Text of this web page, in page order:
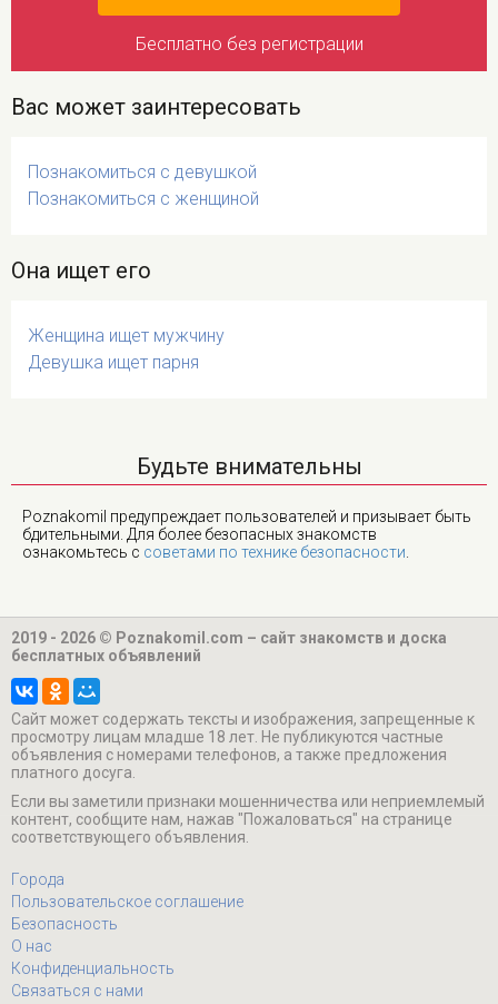
Бесплатно без регистрации
Вас может заинтересовать
Познакомиться с девушкой
Познакомиться с женщиной
Она ищет его
Женщина ищет мужчину
Девушка ищет парня
Будьте внимательны
Poznakomil предупреждает пользователей и призывает быть
бдительными. Для более безопасных знакомств
ознакомьтесь с советами по технике безопасности
2019 - 2026 © Poznakomil.com – сайт знакомств и доска
бесплатных объявлений
Cайт может содержать тексты и изображения, запрещенные к
просмотру лицам младше 18 лет. Не публикуются частные
объявления с номерами телефонов, а также предложения
платного досуга.
Если вы заметили признаки мошенничества или неприемлемый
контент, сообщите нам, нажав "Пожаловаться" на странице
соответствующего объявления.
Города
Пользовательское соглашение
Безопасность
О нас
Конфиденциальность
Связаться с нами